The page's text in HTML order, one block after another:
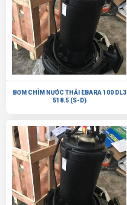
BƠM CHÌM NƯỚC THẢI EBARA 100 DL3
518.5 (S-D)